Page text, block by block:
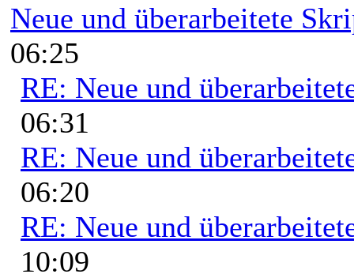
Neue und überarbeitete
06:25
RE: Neue und
06:31
RE: Neue und
06:20
RE: Neue und
10:09